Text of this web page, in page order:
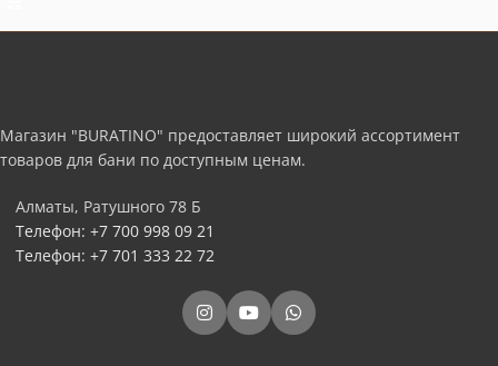
Магазин "BURATINO" предоставляет широкий ассортимент
товаров для бани по доступным ценам.
Алматы, Ратушного 78 Б
Телефон: +7 700 998 09 21
Телефон: +7 701 333 22 72